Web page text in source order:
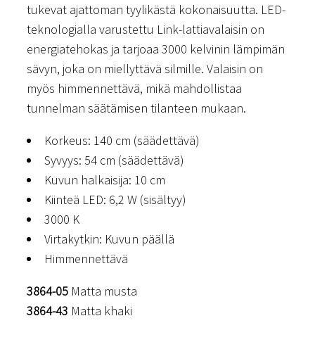
tukevat ajattoman tyylikästä kokonaisuutta. LED-
teknologialla varustettu Link-lattiavalaisin on
energiatehokas ja tarjoaa 3000 kelvinin lämpimän
sävyn, joka on miellyttävä silmille. Valaisin on
myös himmennettävä, mikä mahdollistaa
tunnelman säätämisen tilanteen mukaan.
Korkeus: 140 cm (säädettävä)
Syvyys: 54 cm (säädettävä)
Kuvun halkaisija: 10 cm
Kiinteä LED: 6,2 W (sisältyy)
3000 K
Virtakytkin: Kuvun päällä
Himmennettävä
3864-05 Matta musta
3864-43 Matta khaki